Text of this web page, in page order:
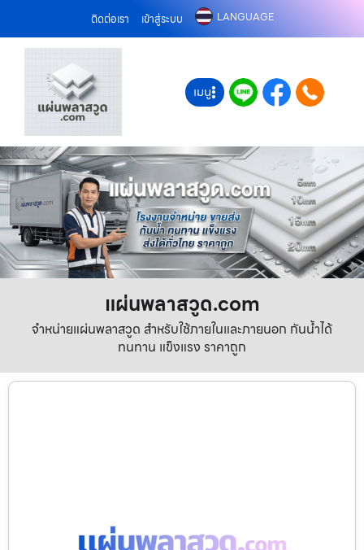
ติดต่อเรา เข้าสู่ระบบ LANGUAGE
เมนู
แผ่นพลาสวูด.com
จำหน่ายแผ่นพลาสวูด สำหรับใช้ภายในและภายนอก กันน้ำได้
ทนทาน แข็งแรง ราคาถูก